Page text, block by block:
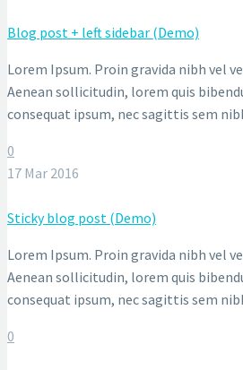
Blog post + left sidebar (Demo)
Lorem Ipsum. Proin gravida nibh vel
Aenean sollicitudin, lorem quis
consequat ipsum, nec sagittis sem
0
17 Mar 2016
Sticky blog post (Demo)
Lorem Ipsum. Proin gravida nibh vel
Aenean sollicitudin, lorem quis
consequat ipsum, nec sagittis sem
0